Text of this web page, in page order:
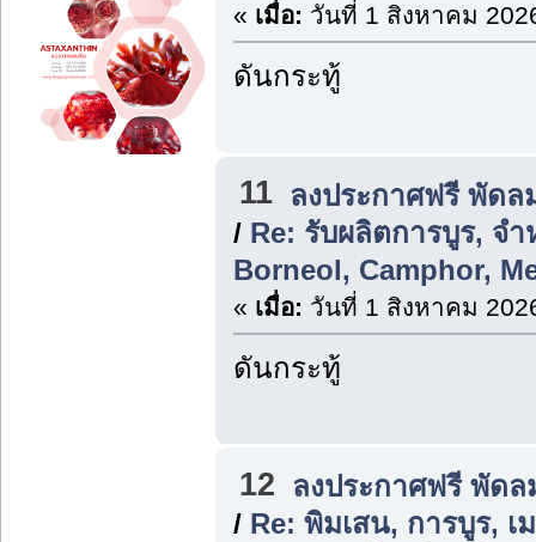
« เมื่อ: วันที่ 1 สิงหาคม
ดันกระทู้
11 ลงประกาศฟรี พัด
/ Re: รับผลิตการบูร, จ
Borneol, Camphor,
« เมื่อ: วันที่ 1 สิงหาคม
ดันกระทู้
12
ลงประกาศฟรี พัด
/ Re: พิมเสน, การบูร,